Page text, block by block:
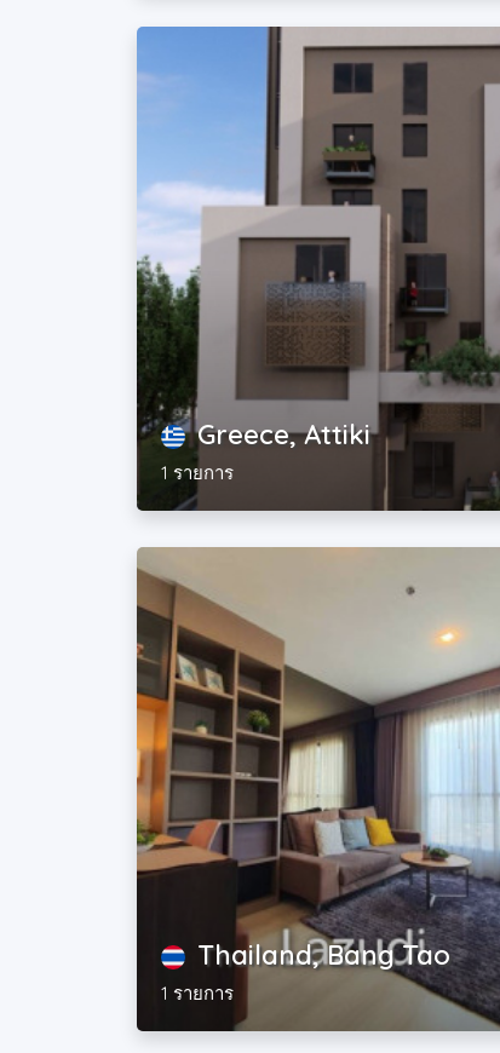
Greece, Attiki
1 รายการ
Thailand, Bang Tao
1 รายการ